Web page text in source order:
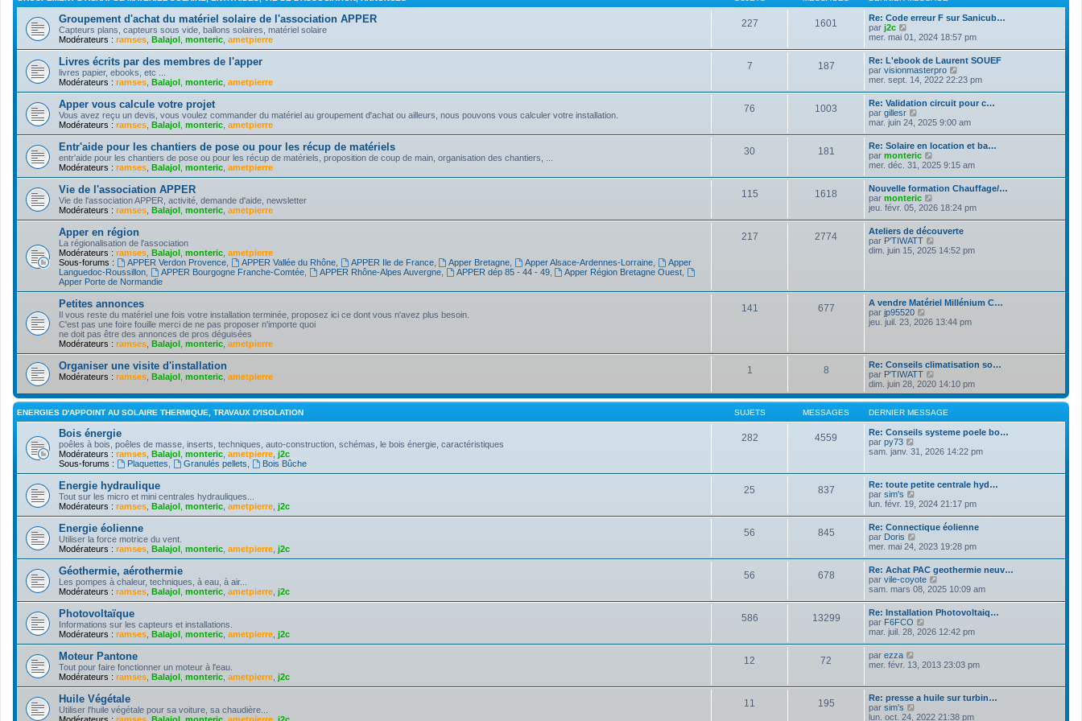
e
s
a
i
e
m
e
s
s
a
d
e
n
i
e
r
m
e
s
a
Groupement d'achat du matériel solaire de l'association APPER
Capteurs plans, capteurs sous vide, ballons solaires, matériel solaire
Modérateurs : ramses Balajol monteric ametpierre
227 1601
Re: Code erreur F sur Sanicub…
par j2c
o
l
e
d
e
r
n
i
e
r
m
e
s
s
a
g
e
mer. mai 01, 2024 18:57 pm
Livres écrits par des membres de l'apper
livres papier, ebooks, etc ...
Modérateurs : ramses Balajol monteric ametpierre
7 187
Re: L'ebook de Laurent SOUEF
par visionmasterpro
o
l
d
e
r
i
e
r
m
e
s
s
a
e
mer. sept. 14, 2022 22:23 pm
Apper vous calcule votre projet
Vous avez reçu un devis, vous voulez commander du matériel au groupement d'achat ou ailleurs, nous pouvons vous calculer votre installation.
Modérateurs : ramses Balajol monteric ametpierre
76 1003
Re: Validation circuit pour c…
par gillesr
o
l
e
d
e
r
n
i
e
r
m
e
s
e
mar. juin 24, 2025 9:00 am
Entr'aide pour les chantiers de pose ou pour les récup de matériels
entr'aide pour les chantiers de pose ou pour les récup de matériels, proposition de coup de main, organisation des chantiers, ...
Modérateurs : ramses Balajol monteric ametpierre
30 181
Re: Solaire en location et ba…
par monteric
o
r
l
e
d
e
r
i
e
s
s
a
g
mer. déc. 31, 2025 9:15 am
Vie de l'association APPER
Vie de l'association APPER, activité, demande d'aide, newsletter
Modérateurs : ramses Balajol monteric ametpierre
115 1618
Nouvelle formation Chauffage/…
par monteric
o
l
e
d
i
e
m
s
a
g
e
jeu. févr. 05, 2026 18:24 pm
Apper en région
La régionalisation de l'association
Modérateurs : ramses Balajol monteric ametpierre
Sous-forums :
APPER Verdon Provence, APPER Vallée du Rhône, APPER Ile de France, Apper Bretagne Apper Alsace-Ardennes-Lorraine
Apper
Languedoc-Roussillon
APPER Bourgogne Franche-Comtée, APPER Rhône-Alpes Auvergne, APPER dép 85 - 44 - 49, Apper Région Bretagne Ouest
Apper Porte de Normandie
217 2774
Ateliers de découverte
par P'TIWATT
o
d
e
r
n
r
m
s
s
a
g
e
dim. juin 15, 2025 14:52 pm
Petites annonces
Il vous reste du matériel une fois votre installation terminée, proposez ici ce dont vous n'avez plus besoin.
C'est pas une foire fouille merci de ne pas proposer n'importe quoi
ne doit pas être des annonces de pros déguisées
Modérateurs : ramses Balajol monteric ametpierre
141 677
A vendre Matériel Millénium C…
par jp95520
o
e
d
e
r
n
i
e
m
e
s
a
g
jeu. juil. 23, 2026 13:44 pm
Organiser une visite d'installation
Modérateurs : ramses Balajol monteric ametpierre
1 8
Re: Conseils climatisation so…
par P'TIWATT
o
i
r
l
e
d
r
r
m
e
s
s
g
e
dim. juin 28, 2020 14:10 pm
ENERGIES D'APPOINT AU SOLAIRE THERMIQUE, TRAVAUX D'ISOLATION SUJETS MESSAGES DERNIER MESSAGE
Bois énergie
poêles à bois, poêles de masse, inserts, techniques, auto-construction, schémas, le bois énergie, caractéristiques
Modérateurs : ramses Balajol monteric ametpierre j2c
Sous-forums :
Plaquettes Granulés pellets Bois Bûche
282 4559
Re: Conseils systeme poele bo…
par py73
o
e
d
e
r
n
i
e
r
m
e
s
s
a
g
e
sam. janv. 31, 2026 14:22 pm
Energie hydraulique
Tout sur les micro et mini centrales hydrauliques...
Modérateurs : ramses Balajol monteric ametpierre j2c
25 837
Re: toute petite centrale hyd…
par sim's
o
l
e
d
e
r
n
i
e
r
m
e
s
s
g
lun. févr. 19, 2024 21:17 pm
Energie éolienne
Utiliser la force motrice du vent.
Modérateurs : ramses Balajol monteric ametpierre j2c
56 845
Re: Connectique éolienne
par Doris
o
r
l
e
d
e
r
n
i
e
m
e
s
a
e
mer. mai 24, 2023 19:28 pm
Géothermie, aérothermie
Les pompes à chaleur, techniques, à eau, à air...
Modérateurs : ramses Balajol monteric ametpierre j2c
56 678
Re: Achat PAC geothermie neuv…
par vile-coyote
o
r
e
d
e
n
e
r
m
e
sam. mars 08, 2025 10:09 am
Photovoltaïque
Informations sur les capteurs et installations.
Modérateurs : ramses Balajol monteric ametpierre j2c
586 13299
Re: Installation Photovoltaiq…
par F6FCO
o
l
e
e
r
i
mar. juil. 28, 2026 12:42 pm
Moteur Pantone
Tout pour faire fonctionner un moteur à l'eau.
Modérateurs : ramses Balajol monteric ametpierre j2c
12 72 par ezza
o
e
d
mer. févr. 13, 2013 23:03 pm
Huile Végétale
Utiliser l'huile végétale pour sa voiture, sa chaudière...
Modérateurs : ramses Balajol monteric ametpierre j2c
11 195
Re: presse a huile sur turbin…
par sim's
o
lun. oct. 24, 2022 21:38 pm